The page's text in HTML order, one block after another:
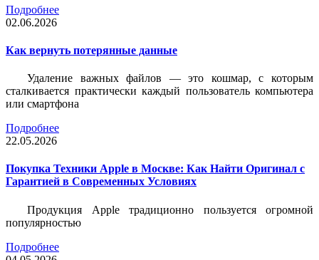
Подробнее
02.06.2026
Как вернуть потерянные данные
Удаление важных файлов — это кошмар, с которым
сталкивается практически каждый пользователь компьютера
или смартфона
Подробнее
22.05.2026
Покупка Техники Apple в Москве: Как Найти Оригинал с
Гарантией в Современных Условиях
Продукция Apple традиционно пользуется огромной
популярностью
Подробнее